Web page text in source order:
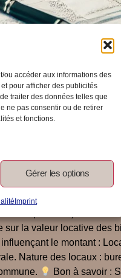
ou accéder aux informations des
pour afficher des publicités
traiter des données telles que
ne pas consentir ou de retirer
et fonctions.
Gérer les options
Imprint
une activité
elle peut
exerçant une
entrepreneurs). Les
la valeur locative des
le montant :
Nature des locaux :
Bon à savoir :